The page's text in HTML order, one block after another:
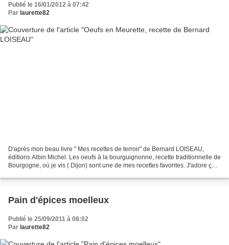
Publié le 16/01/2012 à 07:42
Par laurette82
D'après mon beau livre " Mes recettes de terroir" de Bernard LOISEAU,
éditions Albin Michel. Les oeufs à la bourguignonne, recette traditionnelle de
Bourgogne, où je vis ( Dijon) sont une de mes recettes favorites. J'adore ça !
Pain d'épices moelleux
Publié le 25/09/2011 à 08:02
Par laurette82